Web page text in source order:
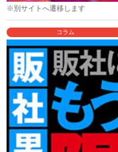
※別サイトへ遷移します
コラム